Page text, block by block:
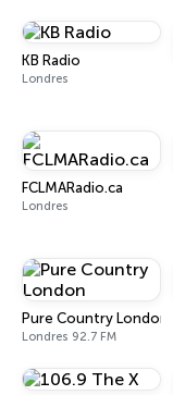
KB Radio
Londres
FCLMARadio.ca
Londres
Pure Country London
Londres 92.7 FM